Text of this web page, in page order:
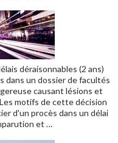
déraisonnables (2 ans)
dans un dossier de facultés
causant lésions et
motifs de cette décision
d'un procès dans un délai
et …